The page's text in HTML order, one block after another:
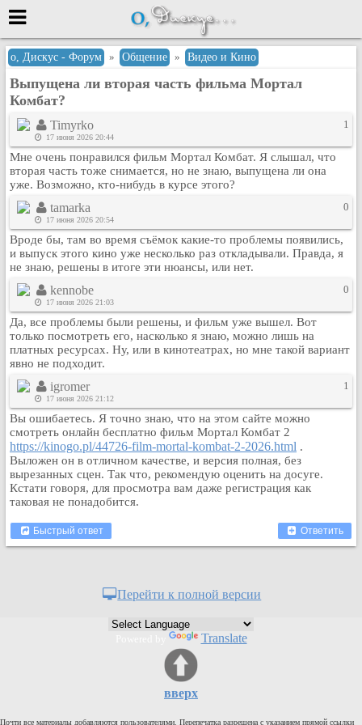
Меню
или войти через
Вход с 7ooo.ru
Регистрация
Забыли пароль?
Данные авторизации одинаковые с
сайтом 7ooo.ru
Форумы
Главная
Поиск
Новые сообщения
Беседы
Игры
Физкультура и спорт
Видео и Кино
Авто. Мото.
Космос
Домашние питомцы
Медицина
Компьютер
Ещё
Музыкальный архив
Объявления
о, Дискус - Форум » Общение » Видео и Кино
Выпущена ли вторая часть фильма Мортал
Комбат?
Timyrko
17 июня 2026 20:44
1
Мне очень понравился фильм Мортал Комбат. Я слышал, что
вторая часть тоже снимается, но не знаю, выпущена ли она
уже. Возможно, кто-нибудь в курсе этого?
tamarka
17 июня 2026 20:54
0
Вроде бы, там во время съёмок какие-то проблемы появились,
и выпуск этого кино уже несколько раз откладывали. Правда, я
не знаю, решены в итоге эти нюансы, или нет.
kennobe
17 июня 2026 21:03
0
Да, все проблемы были решены, и фильм уже вышел. Вот
только посмотреть его, насколько я знаю, можно лишь на
платных ресурсах. Ну, или в кинотеатрах, но мне такой вариант
явно не подходит.
igromer
17 июня 2026 21:12
1
Вы ошибаетесь. Я точно знаю, что на этом сайте можно
смотреть онлайн бесплатно фильм Мортал Комбат 2
https://kinogo.pl/44726-film-mortal-kombat-2-2026.html .
Выложен он в отличном качестве, и версия полная, без
вырезанных сцен. Так что, рекомендую оценить на досуге.
Кстати говоря, для просмотра вам даже регистрация как
таковая не понадобится.
Быстрый ответ Ответить
Перейти к полной версии
Translate
вверх
Почти все материалы добавляются пользователями. Перепечатка разрешена с указанием прямой ссылки